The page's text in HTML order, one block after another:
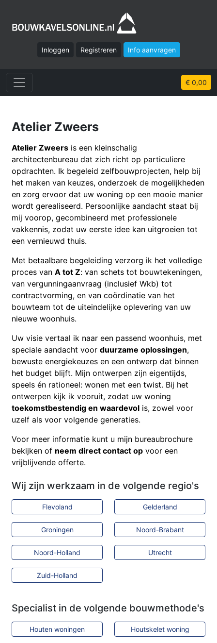
Inloggen Registreren Info aanvragen
€ 0,00
Atelier Zweers
Atelier Zweers is een kleinschalig
architectenbureau dat zich richt op particuliere
opdrachten. Ik begeleid zelfbouwprojecten, help bij
het maken van keuzes, onderzoek de mogelijkheden
en zorg ervoor dat uw woning op een mooie manier
wordt gerealiseerd. Persoonlijke aandacht staat bij
mij voorop, gecombineerd met professionele
vakkennis, zodat uw eerste idee kan uitgroeien tot
een vernieuwd thuis.
Met betaalbare begeleiding verzorg ik het volledige
proces van A tot Z: van schets tot bouwtekeningen,
van vergunningaanvraag (inclusief Wkb) tot
contractvorming, en van coördinatie van het
bouwteam tot de uiteindelijke oplevering van uw
nieuwe woonhuis.
Uw visie vertaal ik naar een passend woonhuis, met
speciale aandacht voor duurzame oplossingen,
bewuste energiekeuzes en een ontwerp dat binnen
het budget blijft. Mijn ontwerpen zijn eigentijds,
speels én rationeel: wonen met een twist. Bij het
ontwerpen kijk ik vooruit, zodat uw woning
toekomstbestendig en waardevol is, zowel voor
uzelf als voor volgende generaties.
Voor meer informatie kunt u mijn bureaubrochure
bekijken of neem direct contact op voor een
vrijblijvende offerte.
Wij zijn werkzaam in de volgende regio's
Flevoland Gelderland
Groningen Noord-Brabant
Noord-Holland Utrecht
Zuid-Holland
Specialist in de volgende bouwmethode's
Houten woningen Houtskelet woning